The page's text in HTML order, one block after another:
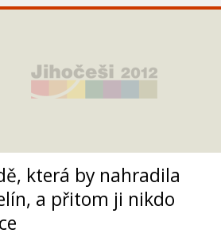
která by nahradila
a přitom ji nikdo